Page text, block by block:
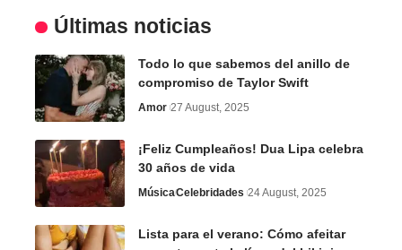
Últimas noticias
Todo lo que sabemos del anillo de
compromiso de Taylor Swift
Amor 27 August, 2025
¡Feliz Cumpleaños! Dua Lipa celebra
30 años de vida
MúsicaCelebridades 24 August, 2025
Lista para el verano: Cómo afeitar